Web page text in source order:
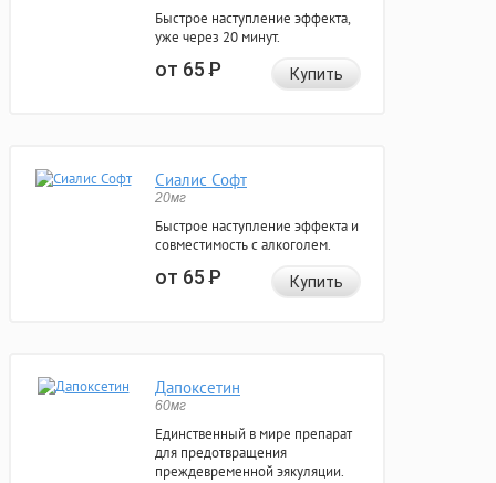
Быстрое наступление эффекта,
уже через 20 минут.
от 65Р Купить
Сиалис Софт
20мг
Быстрое наступление эффекта и
совместимость с алкоголем.
от 65Р Купить
Дапоксетин
60мг
Единственный в мире препарат
для предотвращения
преждевременной эякуляции.